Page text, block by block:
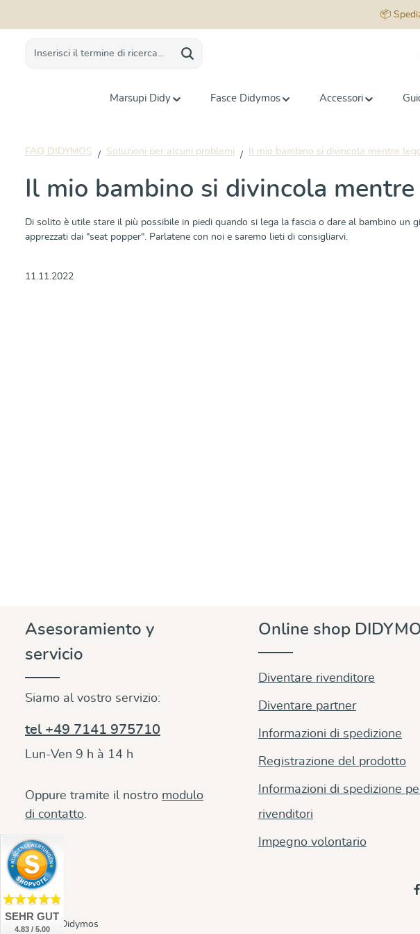
📦
Marsupi Didy Fasce Didymos Accessori
FAQ DIDYMOS Soluzioni per alcuni problemi Il mio bambino si divincola mentre
Il mio bambino si divincola
Di solito è utile stare il più possibile in piedi quando si lega la fascia o dare al bambino
apprezzati dai "seat popper". Parlatene con noi e saremo lieti di consigliarvi.
11.11.2022
Asesoramiento y
servicio
Siamo al vostro servizio:
tel +49 7141 975710
Lun-Ven 9 h à 14 h
Oppure tramite il nostro modulo
di contatto.
Online shop
Diventare rivenditore
Diventare partner
Informazioni di spedizione
Registrazione del prodotto
Informazioni di spedizione
rivenditori
Impegno volontario
© 2026 Didymos
SEHR GUT
4.83 / 5.00